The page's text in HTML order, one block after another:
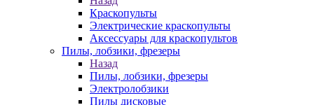
Краскопульты
Электрические краскопульты
Аксессуары для краскопультов
Пилы, лобзики, фрезеры
Назад
Пилы, лобзики, фрезеры
Электролобзики
Пилы дисковые